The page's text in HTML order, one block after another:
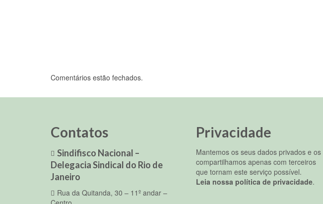
Comentários estão fechados.
Contatos
Sindifisco Nacional –
Delegacia Sindical do Rio de
Janeiro
Rua da Quitanda, 30 – 11º andar –
Privacidade
Mantemos os seus dados privados e os
compartilhamos apenas com terceiros
que tornam este serviço possível.
Leia nossa política de privacidade.